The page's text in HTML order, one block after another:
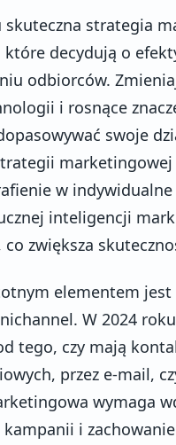
skuteczna strategia
które decydują o
odbiorców.
i rosnące
swoje
w
inteligencji
co zwiększa
elementem
W 2024
tego, czy mają
przez e-mail,
wymaga
i